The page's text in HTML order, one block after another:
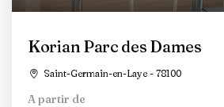
Korian Parc des Dames
Saint-Germain-en-Laye - 78100
A partir de